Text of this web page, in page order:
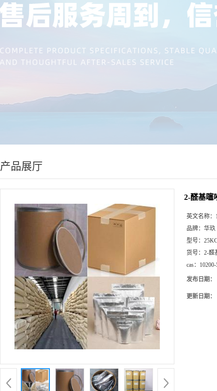
产品展厅
2-醛基噻
英文名称：
品牌： 华玖
型号：
货号： 2-醛
cas：
发布日期：
更新日期：